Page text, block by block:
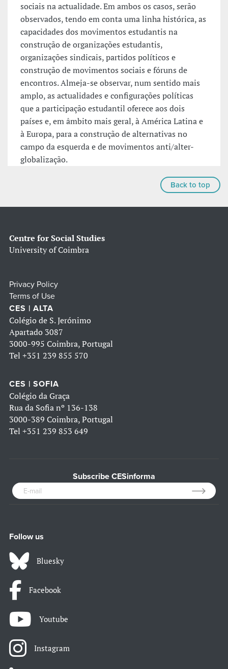
sociais na actualidade. Em ambos os casos, serão
observados, tendo em conta uma linha histórica, as
capacidades dos movimentos estudantis na
construção de organizações estudantis,
organizações sindicais, partidos políticos e
construção de movimentos sociais e fóruns de
encontros. Almeja-se observar, num sentido mais
amplo, as actualidades e configurações políticas
que a participação estudantil oferece aos dois
países e, em âmbito mais geral, à América Latina e
à Europa, para a construção de alternativas no
campo da esquerda e de movimentos anti/alter-
globalização.
Back to top
Centre for Social Studies
University of Coimbra
Privacy Policy
Terms of Use
CES | ALTA
Colégio de S. Jerónimo
Apartado 3087
3000-995 Coimbra, Portugal
Tel +351 239 855 570
CES | SOFIA
Colégio da Graça
Rua da Sofia nº 136-138
3000-389 Coimbra, Portugal
Tel +351 239 853 649
Subscribe CESinforma
Follow us
Bluesky
Facebook
Youtube
Instagram